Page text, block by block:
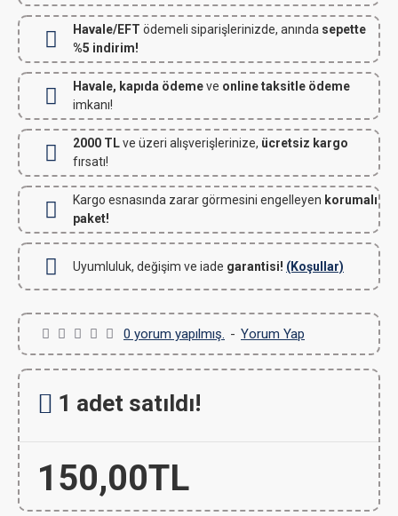
Havale/EFT ödemeli siparişlerinizde, anında sepette
%5 indirim!
Havale, kapıda ödemeve online taksitle ödeme
imkanı!
2000 TLve üzeri alışverişlerinize, ücretsiz kargo
fırsatı!
Kargo esnasında zarar görmesini engelleyen korumalı
paket!
Uyumluluk, değişim ve iade garantisi! (Koşullar)
0 yorum yapılmış. - Yorum Yap
150,00TL
1 adet satıldı!